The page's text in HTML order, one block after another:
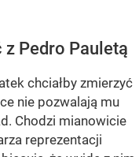
Pedro Pauletą
chciałby zmierzyć
nie pozwalają mu
Chodzi mianowicie
reprezentacji